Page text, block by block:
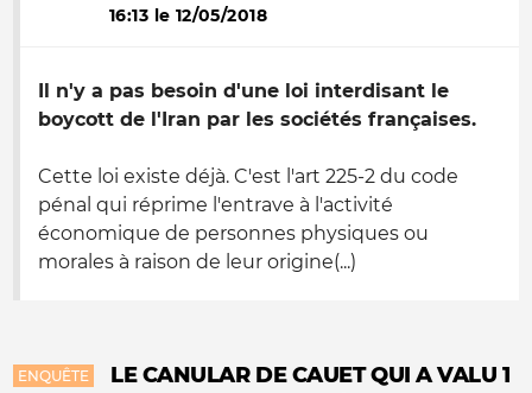
16:13 le 12/05/2018
Il n'y a pas besoin d'une loi interdisant le
boycott de l'Iran par les sociétés françaises.
Cette loi existe déjà. C'est l'art 225-2 du code
pénal qui réprime l'entrave à l'activité
économique de personnes physiques ou
morales à raison de leur origine(...)
ENQUÊTE
LE CANULAR DE CAUET QUI A VALU 1